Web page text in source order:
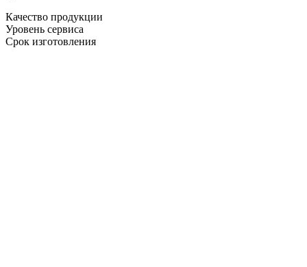
Качество продукции
Уровень сервиса
Срок изготовления